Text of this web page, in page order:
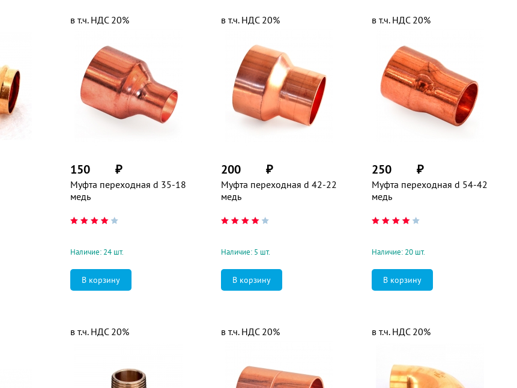
Муфта переходная d 35-18
медь
150 ₽
в т.ч. НДС 20%
Наличие: 24 шт.
Муфта переходная d 42-22
медь
200 ₽
в т.ч. НДС 20%
Наличие: 5 шт.
Муфта переходная d 54-42
медь
250 ₽
в т.ч. НДС 20%
Наличие: 20 шт.
в т.ч. НДС 20% в т.ч. НДС 20% в т.ч. НДС 20%